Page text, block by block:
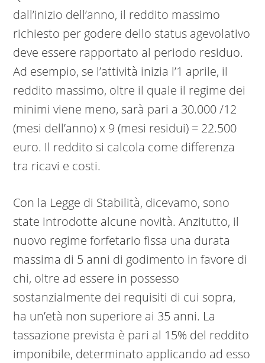
dall’inizio dell’anno, il reddito massimo
richiesto per godere dello status agevolativo
deve essere rapportato al periodo residuo.
Ad esempio, se l’attività inizia l’1 aprile, il
reddito massimo, oltre il quale il regime dei
minimi viene meno, sarà pari a 30.000 /12
(mesi dell’anno) x 9 (mesi residui) = 22.500
euro. Il reddito si calcola come differenza
tra ricavi e costi.
Con la Legge di Stabilità, dicevamo, sono
state introdotte alcune novità. Anzitutto, il
nuovo regime forfetario fissa una durata
massima di 5 anni di godimento in favore di
chi, oltre ad essere in possesso
sostanzialmente dei requisiti di cui sopra,
ha un’età non superiore ai 35 anni. La
tassazione prevista è pari al 15% del reddito
imponibile, determinato applicando ad esso